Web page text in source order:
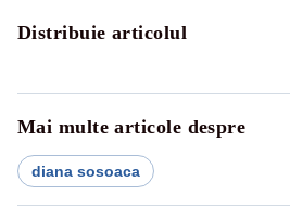
Distribuie articolul
Mai multe articole despre
diana sosoaca